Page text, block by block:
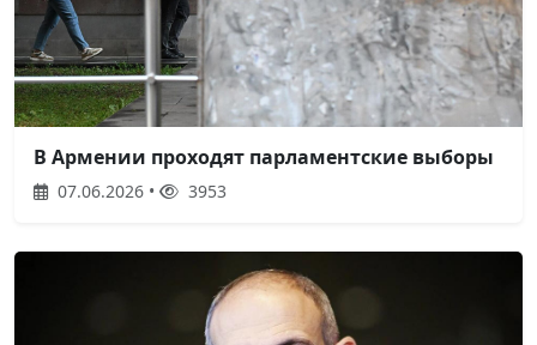
В Армении проходят парламентские выборы
07.06.2026 • 3953